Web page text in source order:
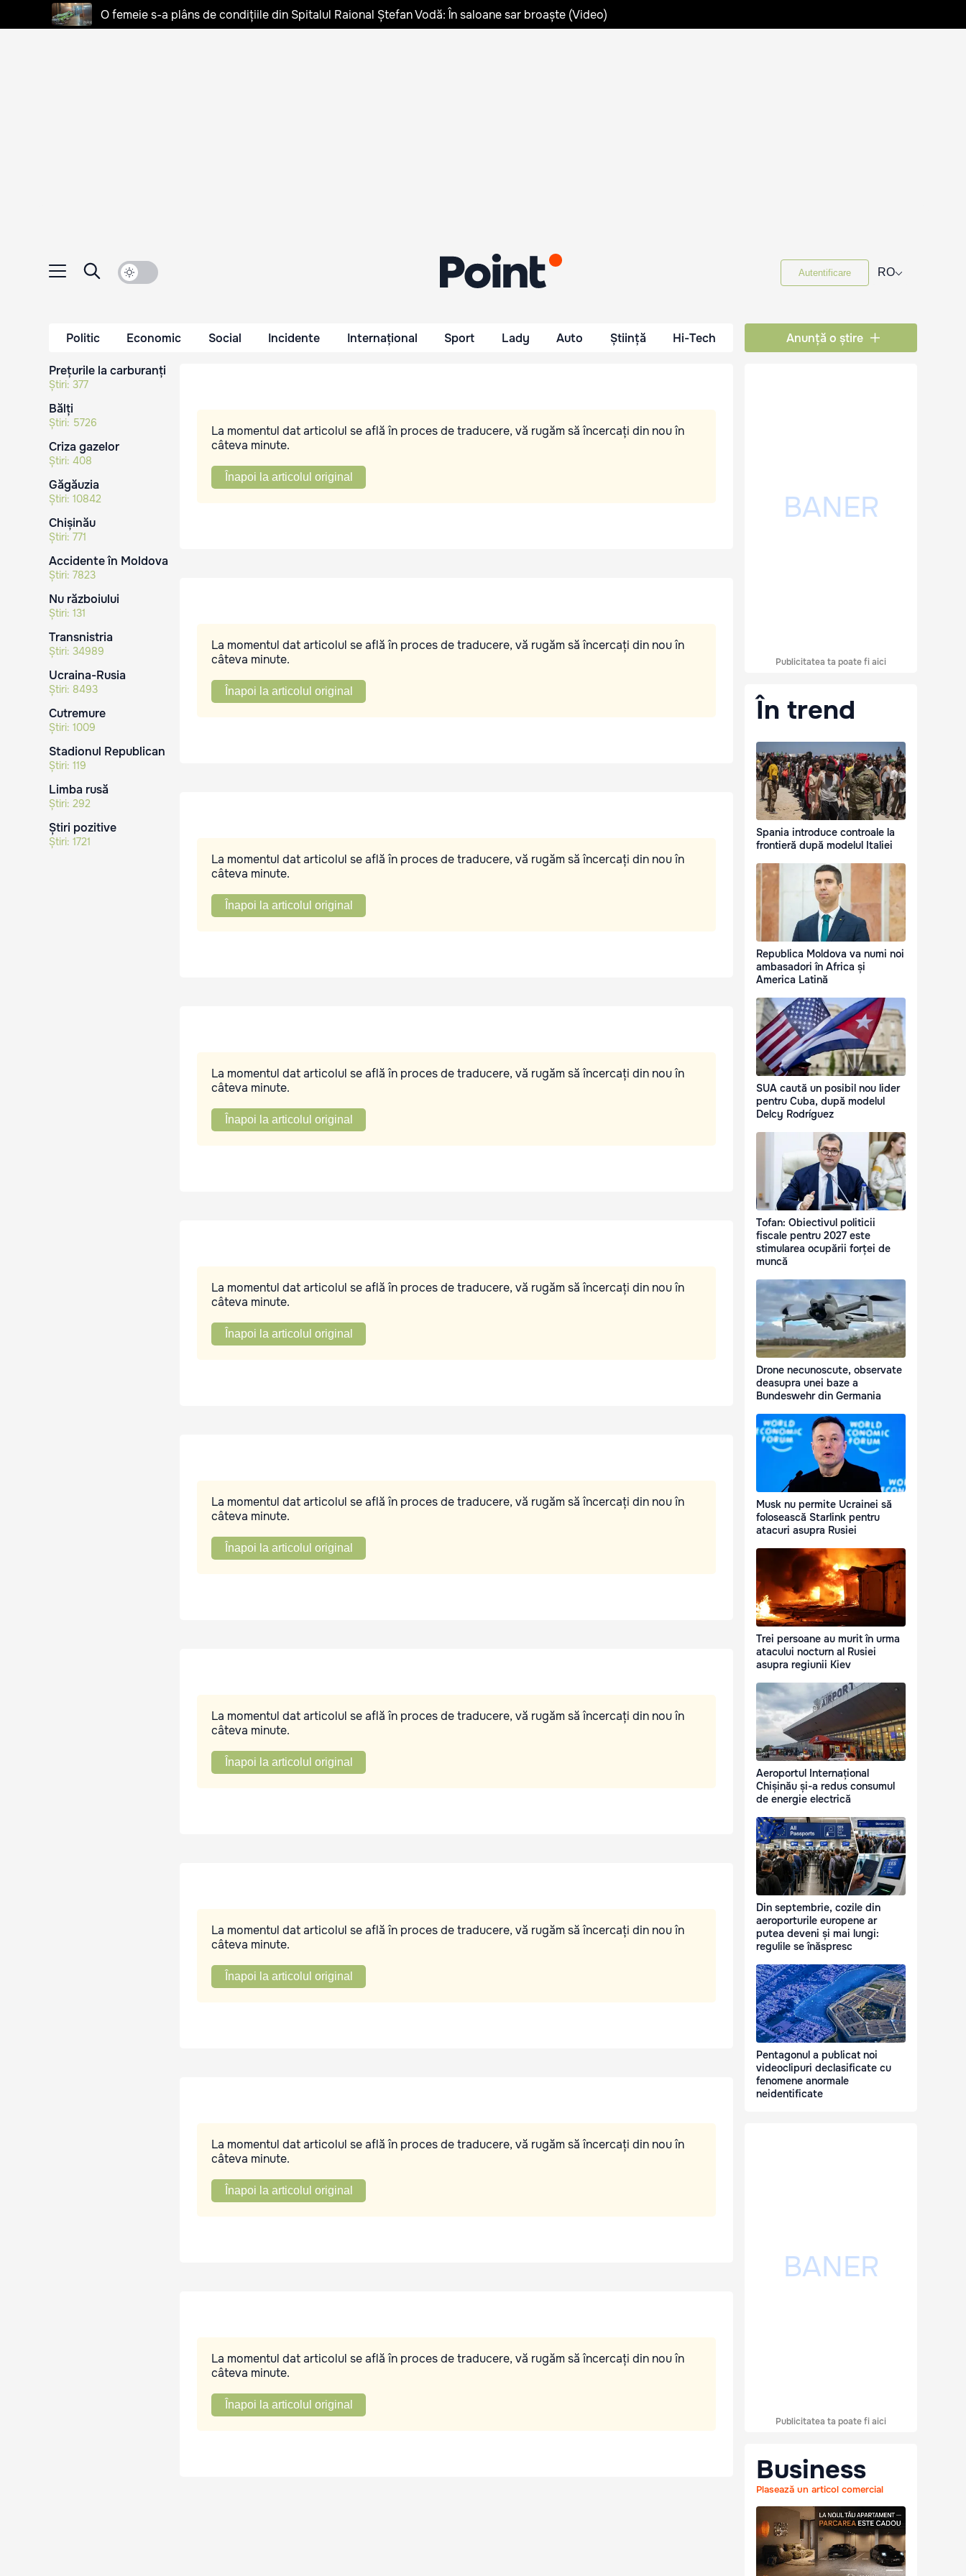
O femeie s-a plâns de condițiile din Spitalul Raional Ștefan Vodă: În saloane sar broaște (Video)
Autentificare RO⌵
Politic Economic Social Incidente Internațional Sport Lady Auto Știință Hi-Tech Anunță o știre
Prețurile la carburanți
Știri: 377
Bălți
Știri: 5726
Criza gazelor
Știri: 408
Găgăuzia
Știri: 10842
Chișinău
Știri: 771
Accidente în Moldova
Știri: 7823
Nu războiului
Știri: 131
Transnistria
Știri: 34989
Ucraina-Rusia
Știri: 8493
Cutremure
Știri: 1009
Stadionul Republican
Știri: 119
Limba rusă
Știri: 292
Știri pozitive
Știri: 1721
La momentul dat articolul se află în proces de traducere, vă rugăm să încercați din nou în
câteva minute.
Înapoi la articolul original
La momentul dat articolul se află în proces de traducere, vă rugăm să încercați din nou în
câteva minute.
Înapoi la articolul original
La momentul dat articolul se află în proces de traducere, vă rugăm să încercați din nou în
câteva minute.
Înapoi la articolul original
La momentul dat articolul se află în proces de traducere, vă rugăm să încercați din nou în
câteva minute.
Înapoi la articolul original
La momentul dat articolul se află în proces de traducere, vă rugăm să încercați din nou în
câteva minute.
Înapoi la articolul original
La momentul dat articolul se află în proces de traducere, vă rugăm să încercați din nou în
câteva minute.
Înapoi la articolul original
La momentul dat articolul se află în proces de traducere, vă rugăm să încercați din nou în
câteva minute.
Înapoi la articolul original
La momentul dat articolul se află în proces de traducere, vă rugăm să încercați din nou în
câteva minute.
Înapoi la articolul original
La momentul dat articolul se află în proces de traducere, vă rugăm să încercați din nou în
câteva minute.
Înapoi la articolul original
La momentul dat articolul se află în proces de traducere, vă rugăm să încercați din nou în
câteva minute.
Înapoi la articolul original
Publicitatea ta poate fi aici
În trend
Spania introduce controale la
frontieră după modelul Italiei
Republica Moldova va numi noi
ambasadori în Africa și
America Latină
SUA caută un posibil nou lider
pentru Cuba, după modelul
Delcy Rodríguez
Tofan: Obiectivul politicii
fiscale pentru 2027 este
stimularea ocupării forței de
muncă
Drone necunoscute, observate
deasupra unei baze a
Bundeswehr din Germania
Musk nu permite Ucrainei să
folosească Starlink pentru
atacuri asupra Rusiei
Trei persoane au murit în urma
atacului nocturn al Rusiei
asupra regiunii Kiev
Aeroportul Internațional
Chișinău și-a redus consumul
de energie electrică
Din septembrie, cozile din
aeroporturile europene ar
putea deveni și mai lungi:
regulile se înăspresc
Pentagonul a publicat noi
videoclipuri declasificate cu
fenomene anormale
neidentificate
Publicitatea ta poate fi aici
Business
Plasează un articol comercial